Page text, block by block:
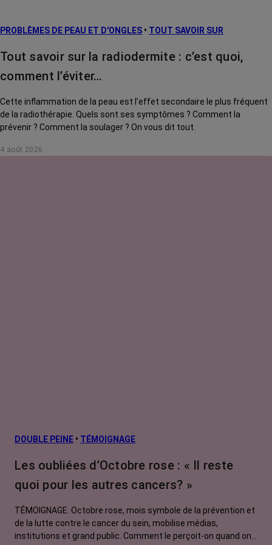
PROBLÈMES DE PEAU ET D'ONGLES • TOUT SAVOIR SUR
Tout savoir sur la radiodermite : c’est quoi,
comment l’éviter…
Cette inflammation de la peau est l’effet secondaire le plus fréquent
de la radiothérapie. Quels sont ses symptômes ? Comment la
prévenir ? Comment la soulager ? On vous dit tout.
4 août 2026
DOUBLE PEINE • TÉMOIGNAGE
Les oubliées d’Octobre rose : « Il reste
quoi pour les autres cancers? »
TÉMOIGNAGE. Octobre rose, mois symbole de la prévention et
de la lutte contre le cancer du sein, mobilise médias,
institutions et grand public. Comment le perçoit-on quand on